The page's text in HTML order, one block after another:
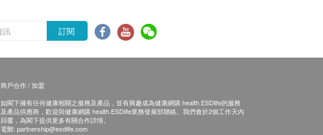
訂閱
商戶合作 / 加盟
如閣下擁有任何健康相關之服務及產品，並有興趣成為健康網購 health.ESDlife的服務
及產品供應商，歡迎與健康網購 health.ESDlife業務發展部聯絡。我們會於2個工作天內
回覆，為閣下提供更多有關合作詳情。
電郵: partnership@esdlife.com